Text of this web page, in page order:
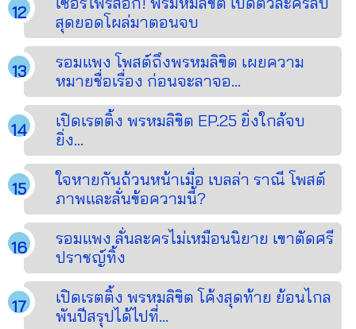
สุดยอดโผล่มาตอนจบ
รอมแพง โพสต์ถึงพรหมลิขิต เผยความ
หมายชื่อเรื่อง ก่อนจะลาจอ...
เปิดเรตติ้ง พรหมลิขิต EP.25 ยิ่งใกล้จบ
ยิ่ง...
ใจหายกันถ้วนหน้าเมื่อ เบลล่า ราณี โพสต์
ภาพและลั่นข้อความนี้?
รอมแพง ลั่นละครไม่เหมือนนิยาย เขาตัดศรี
ปราชญ์ทิ้ง
เปิดเรตติ้ง พรหมลิขิต โค้งสุดท้าย ย้อนไกล
พันปีสรุปได้ไปที่...